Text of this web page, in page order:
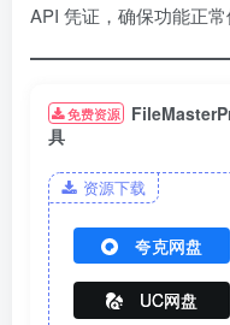
API 凭证，确保功能正常
免费资源
具
资源下载
夸克网盘
UC网盘